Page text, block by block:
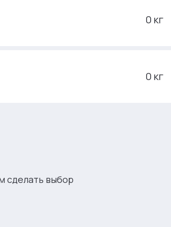
0 кг
0 кг
сделать выбор